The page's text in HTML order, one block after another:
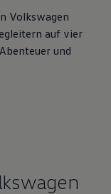
Volkswagen
auf vier
und